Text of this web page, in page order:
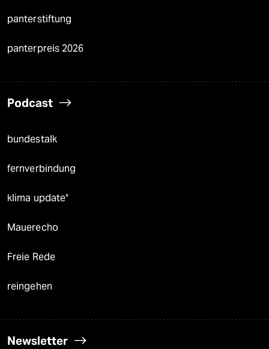
panterstiftung
panterpreis 2026
Podcast
bundestalk
fernverbindung
klima update°
Mauerecho
Freie Rede
reingehen
Newsletter